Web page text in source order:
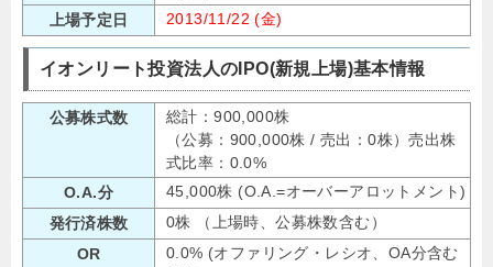
上場予定日
2013/11/22 (金)
イオンリート投資法人のIPO(新規上場)基本情報
公募株式数
総計：900,000株
（公募：900,000株 / 売出：0株）売出株
式比率：0.0%
O.A.分
45,000株 (O.A.=オーバーアロットメント)
発行済株数
0株 （上場時、公募株数含む）
OR
0.0% (オファリング・レシオ、OA分含む